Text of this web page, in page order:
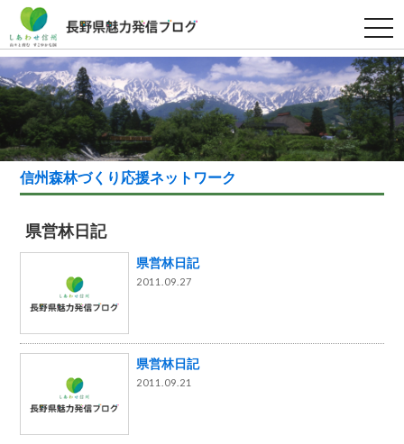
t
o
g
g
l
e
n
a
v
g
i
信州森林づくり応援ネットワーク
県営林日記
県営林日記
2011.09.27
県営林日記
2011.09.21